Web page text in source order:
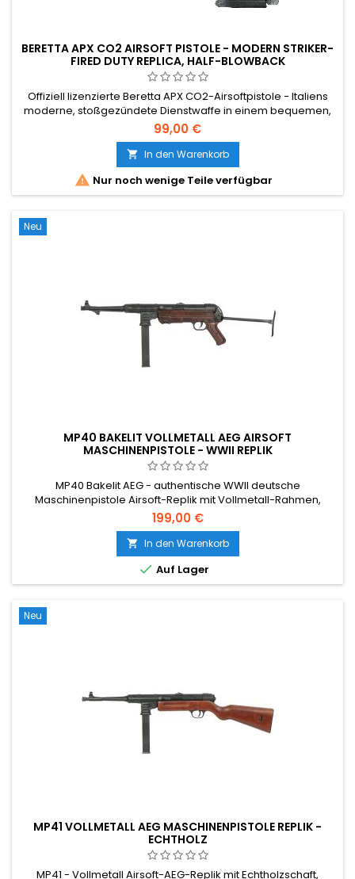
BERETTA APX CO2 AIRSOFT PISTOLE - MODERN STRIKER-
FIRED DUTY REPLICA, HALF-BLOWBACK
Offiziell lizenzierte Beretta APX CO2-Airsoftpistole - Italiens
moderne, stoßgezündete Dienstwaffe in einem bequemen,
modularen Griff. Half-blowback Metallschlitten für visuelle
Rückmeldung und sparsamen Gasverbrauch. 190 mm, 685 g,
15-Schuss-Magazin, ~1,4 J. Die saubere moderne
Dienstpistole für ernsthafte Airsoft-Spieler.
99,00 €
 In den Warenkorb
 Nur noch wenige Teile verfügbar
Neu
MP40 BAKELIT VOLLMETALL AEG AIRSOFT
MASCHINENPISTOLE - WWII REPLIK
MP40 Bakelit AEG - authentische WWII deutsche
Maschinenpistole Airsoft-Replik mit Vollmetall-Rahmen,
braunen Bakelit-Stil Griffplatten und klappbarem Stahlschaft.
V3-Getriebe, Halb- und Vollautomatik, 380 FPS, 50-Schuss
Magazin. Akku nicht im Lieferumfang.
199,00 €
 In den Warenkorb
 Auf Lager
Neu
MP41 VOLLMETALL AEG MASCHINENPISTOLE REPLIK -
ECHTHOLZ
MP41 - Vollmetall Airsoft-AEG-Replik mit Echtholzschaft,